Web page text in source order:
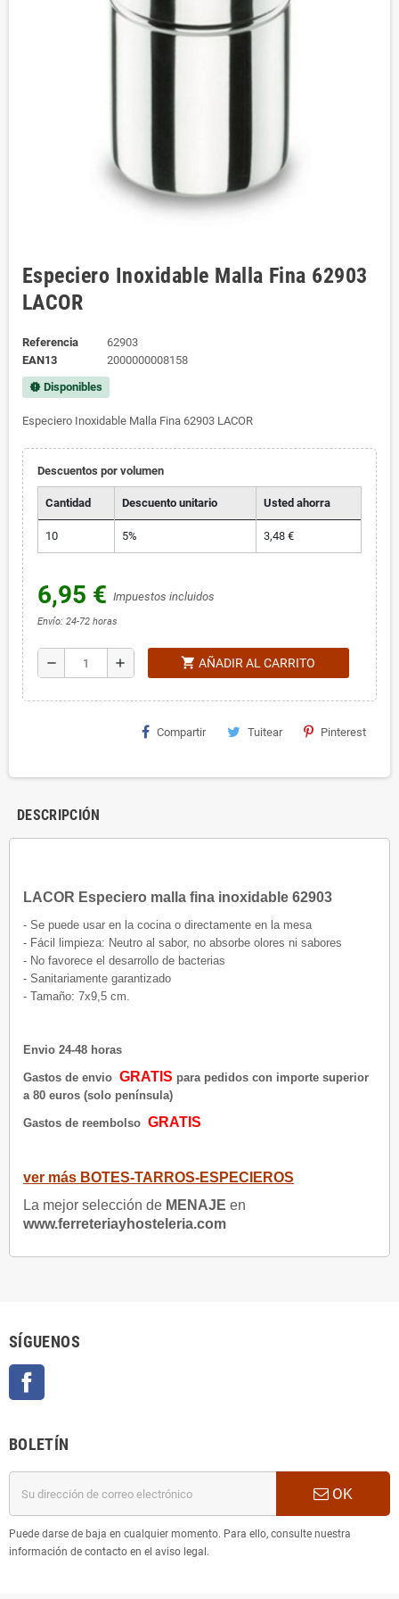
Especiero Inoxidable Malla Fina 62903
LACOR
Referencia
62903
EAN13
2000000008158
new_releases Disponibles
Especiero Inoxidable Malla Fina 62903 LACOR
Descuentos por volumen
Cantidad Descuento unitario Usted ahorra
10 5% 3,48 €
6,95 € Impuestos incluidos
Envío: 24-72 horas
remove add shopping_cart AÑADIR AL CARRITO
Compartir Tuitear Pinterest
DESCRIPCIÓN
LACOR Especiero malla fina inoxidable 62903
- Se puede usar en la cocina o directamente en la mesa
- Fácil limpieza: Neutro al sabor, no absorbe olores ni sabores
- No favorece el desarrollo de bacterias
- Sanitariamente garantizado
- Tamaño: 7x9,5 cm.
Envio 24-48 horas
Gastos de envio GRATIS para pedidos con importe superior
a 80 euros (solo península)
Gastos de reembolso GRATIS
ver más BOTES-TARROS-ESPECIEROS
La mejor selección de MENAJE en
www.ferreteriayhosteleria.com
SÍGUENOS
BOLETÍN
OK
Puede darse de baja en cualquier momento. Para ello, consulte nuestra
información de contacto en el aviso legal.